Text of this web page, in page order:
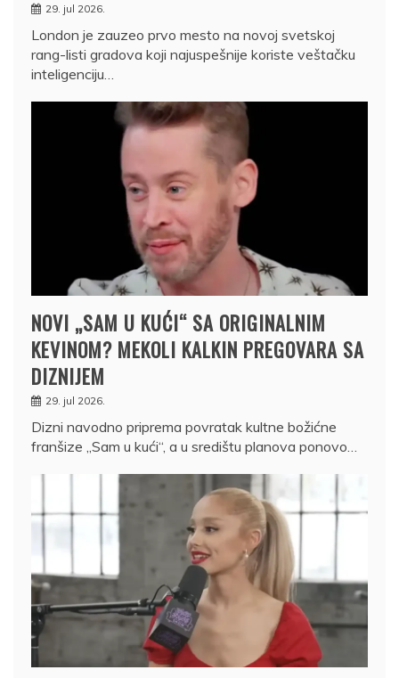
29. jul 2026.
London je zauzeo prvo mesto na novoj svetskoj
rang-listi gradova koji najuspešnije koriste veštačku
inteligenciju…
NOVI „SAM U KUĆI“ SA ORIGINALNIM
KEVINOM? MEKOLI KALKIN PREGOVARA SA
DIZNIJEM
29. jul 2026.
Dizni navodno priprema povratak kultne božićne
franšize „Sam u kući“, a u središtu planova ponovo…